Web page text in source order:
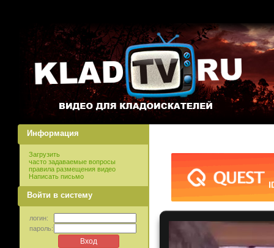
Информация
Загрузить
часто задаваемые вопросы
правила размещения видео
Написать письмо
Войти в систему
логин:
пароль: